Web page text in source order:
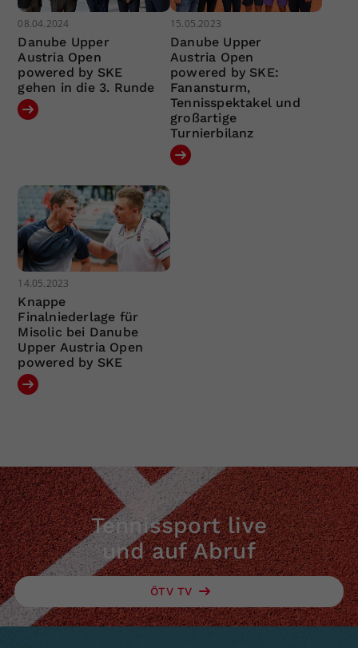
08.04.2024
Danube Upper
Austria Open
powered by SKE
gehen in die 3. Runde
15.05.2023
Danube Upper
Austria Open
powered by SKE:
Fanansturm,
Tennisspektakel und
großartige
Turnierbilanz
14.05.2023
Knappe
Finalniederlage für
Misolic bei Danube
Upper Austria Open
powered by SKE
Tennissport live
und auf Abruf
ÖTV TV